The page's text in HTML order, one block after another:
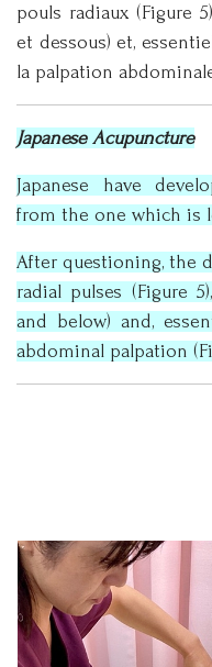
pouls radiaux (Figure
et dessous) et,
la palpation
Japanese Acupuncture
Japanese have
from the one which is
After questioning, the
radial pulses (Figure
and below) and,
abdominal palpation